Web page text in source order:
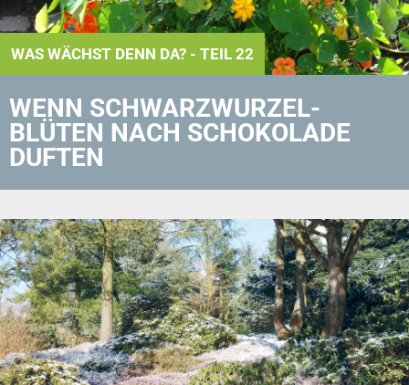
WAS WÄCHST DENN DA? - TEIL 22
WENN SCHWARZ­WURZEL­
BLÜTEN NACH SCHOKOLADE
DUFTEN